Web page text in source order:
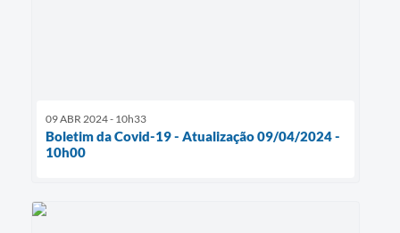
09 ABR 2024 - 10h33
Boletim da Covid-19 - Atualização 09/04/2024 -
10h00